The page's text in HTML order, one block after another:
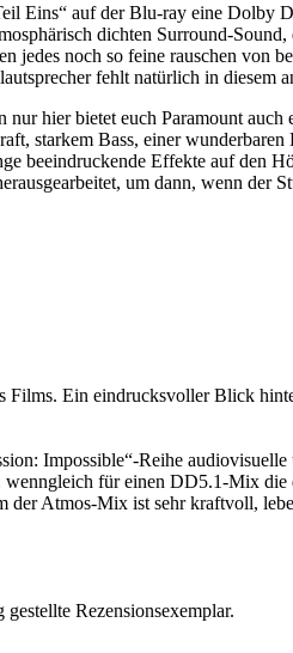
Eins“ auf der Blu-ray eine
dichten Surround-
jedes noch so feine rauschen
fehlt natürlich in diesem
hier bietet euch Paramount
starkem Bass, einer
beeindruckende Effekte auf den
um dann, wenn
Films. Ein eindrucksvoller Blick
Impossible“-Reihe
für einen DD5.1-Mix
der Atmos-Mix ist sehr kraftvoll,
Rezensionsexemplar.